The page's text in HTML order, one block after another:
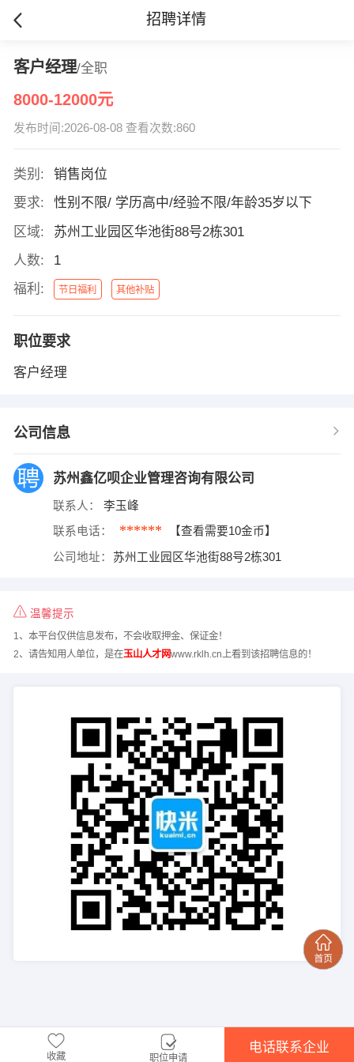
招聘详情
客户经理/全职
8000-12000元
发布时间:2026-08-08 查看次数:860
类别:
销售岗位
要求:
性别不限/ 学历高中/经验不限/年龄35岁以下
区域:
苏州工业园区华池街88号2栋301
人数:
1
福利:
节日福利 其他补贴
职位要求
客户经理
公司信息
苏州鑫亿呗企业管理咨询有限公司
联系人： 李玉峰
联系电话： ****** 【查看需要10金币】
公司地址： 苏州工业园区华池街88号2栋301
温馨提示
1、本平台仅供信息发布，不会收取押金、保证金！
2、请告知用人单位，是在玉山人才网www.rklh.cn上看到该招聘信息的！
收藏 职位申请
电话联系企业